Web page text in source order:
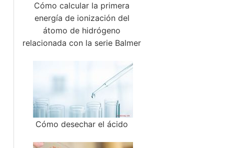
Cómo calcular la primera
energía de ionización del
átomo de hidrógeno
relacionada con la serie Balmer
Cómo desechar el ácido